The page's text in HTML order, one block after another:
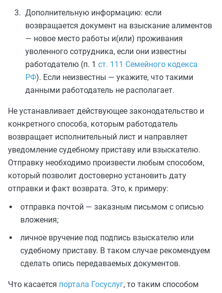
Дополнительную информацию: если
возвращается документ на взыскание алиментов
— новое место работы и(или) проживания
уволенного сотрудника, если они известны
работодателю (п. 1 ст. 111 Семейного кодекса
РФ). Если неизвестны — укажите, что такими
данными работодатель не располагает.
Не устанавливает действующее законодательство и
конкретного способа, которым работодатель
возвращает исполнительный лист и направляет
уведомление судебному приставу или взыскателю.
Отправку необходимо произвести любым способом,
который позволит достоверно установить дату
отправки и факт возврата. Это, к примеру:
отправка почтой — заказным письмом с описью
вложения;
личное вручение под подпись взыскателю или
судебному приставу. В таком случае рекомендуем
сделать опись передаваемых документов.
Что касается портала Госуслуг, то таким способом